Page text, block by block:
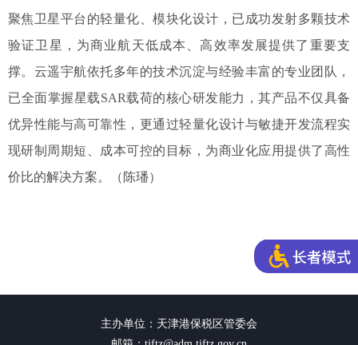
聚焦卫星平台的轻量化、模块化设计，已成功发射多颗技术
验证卫星，为商业航天低成本、高效率发展提供了重要支
撑。云遥宇航依托多年的技术沉淀与经验丰富的专业团队，
已全面掌握星载SAR载荷的核心研发能力，其产品不仅具备
优异性能与高可靠性，更通过轻量化设计与敏捷开发流程实
现研制周期短、成本可控的目标，为商业化应用提供了高性
价比的解决方案。
（陈璠）
主办单位：天津港保税区管委会